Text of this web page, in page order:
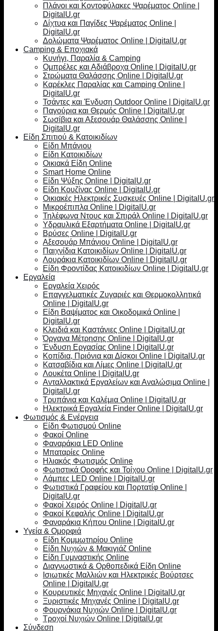
Πλάνοι και Κοντοφύλακες Ψαρέματος Online |
DigitalU.gr
Δίχτυα και Παγίδες Ψαρέματος Online |
DigitalU.gr
Δολώματα Ψαρέματος Online | DigitalU.gr
Camping & Εποχιακά
Κυνήγι, Παραλία & Camping
Ομπρέλες και Αδιάβροχα Online | DigitalU.gr
Στρώματα Θαλάσσης Online | DigitalU.gr
Καρέκλες Παραλίας και Camping Online |
DigitalU.gr
Τσάντες και Ένδυση Outdoor Online | DigitalU.gr
Παγούρια και Θερμός Online | DigitalU.gr
Σωσίβια και Αξεσουάρ Θαλάσσης Online |
DigitalU.gr
Είδη Σπιτιού & Κατοικιδίων
Είδη Μπάνιου
Είδη Κατοικιδίων
Οικιακά Είδη Online
Smart Home Online
Είδη Ψύξης Online | DigitalU.gr
Είδη Κουζίνας Online | DigitalU.gr
Οικιακές Ηλεκτρικές Συσκευές Online | DigitalU.gr
Μικροέπιπλα Online | DigitalU.gr
Τηλέφωνα Ντους και Σπιράλ Online | DigitalU.gr
Υδραυλικά Εξαρτήματα Online | DigitalU.gr
Βρύσες Online | DigitalU.gr
Αξεσουάρ Μπάνιου Online | DigitalU.gr
Παιχνίδια Κατοικιδίων Online | DigitalU.gr
Λουράκια Κατοικιδίων Online | DigitalU.gr
Είδη Φροντίδας Κατοικιδίων Online | DigitalU.gr
Εργαλεία
Εργαλεία Χειρός
Επαγγελματικές Ζυγαριές και Θερμοκολλητικά
Online | DigitalU.gr
Είδη Βαψίματος και Οικοδομικά Online |
DigitalU.gr
Κλειδιά και Καστάνιες Online | DigitalU.gr
Όργανα Μέτρησης Online | DigitalU.gr
Ένδυση Εργασίας Online | DigitalU.gr
Κοπίδια, Πριόνια και Δίσκοι Online | DigitalU.gr
Κατσαβίδια και Λίμες Online | DigitalU.gr
Λουκέτα Online | DigitalU.gr
Ανταλλακτικά Εργαλείων και Αναλώσιμα Online |
DigitalU.gr
Τρυπάνια και Καλέμια Online | DigitalU.gr
Ηλεκτρικά Εργαλεία Finder Online | DigitalU.gr
Φωτισμός & Ενέργεια
Είδη Φωτισμού Online
Φακοί Online
Φαναράκια LED Online
Μπαταρίες Online
Ηλιακός Φωτισμός Online
Φωτιστικά Οροφής και Τοίχου Online | DigitalU.gr
Λάμπες LED Online | DigitalU.gr
Φωτιστικά Γραφείου και Πορτατίφ Online |
DigitalU.gr
Φακοί Χειρός Online | DigitalU.gr
Φακοί Κεφαλής Online | DigitalU.gr
Φαναράκια Κήπου Online | DigitalU.gr
Υγεία & Ομορφιά
Είδη Κομμωτηρίου Online
Είδη Νυχιών & Μακιγιάζ Online
Είδη Γυμναστικής Online
Διαγνωστικά & Ορθοπεδικά Είδη Online
Ισιωτικές Μαλλιών και Ηλεκτρικές Βούρτσες
Online | DigitalU.gr
Κουρευτικές Μηχανές Online | DigitalU.gr
Ξυριστικές Μηχανές Online | DigitalU.gr
Φουρνάκια Νυχιών Online | DigitalU.gr
Τροχοί Νυχιών Online | DigitalU.gr
Σύνδεση